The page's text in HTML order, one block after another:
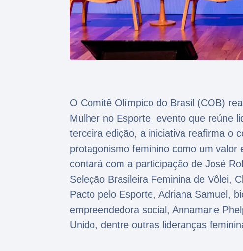
O Comitê Olímpico do Brasil (COB)
Mulher no Esporte, evento que reúne
terceira edição, a iniciativa reafirma o
protagonismo feminino como um
contará com a participação de José
Seleção Brasileira Feminina de Vôlei,
Pacto pelo Esporte, Adriana Samuel,
empreendedora social, Annamarie
Unido, dentre outras lideranças